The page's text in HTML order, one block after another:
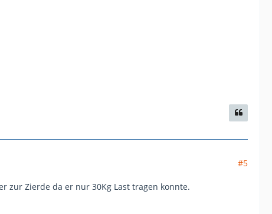
#5
zur Zierde da er nur 30Kg Last tragen konnte.